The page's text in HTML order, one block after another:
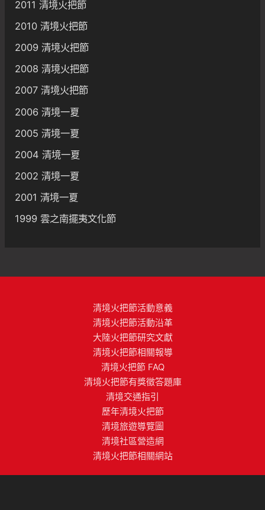
2011 清境火把節
2010 清境火把節
2009 清境火把節
2008 清境火把節
2007 清境火把節
2006 清境一夏
2005 清境一夏
2004 清境一夏
2002 清境一夏
2001 清境一夏
1999 雲之南擺夷文化節
清境火把節活動意義
清境火把節活動沿革
大陸火把節研究文獻
清境火把節相關報導
清境火把節 FAQ
清境火把節有獎徵答題庫
清境交通指引
歷年清境火把節
清境旅遊導覽圖
清境社區營造網
清境火把節相關網站